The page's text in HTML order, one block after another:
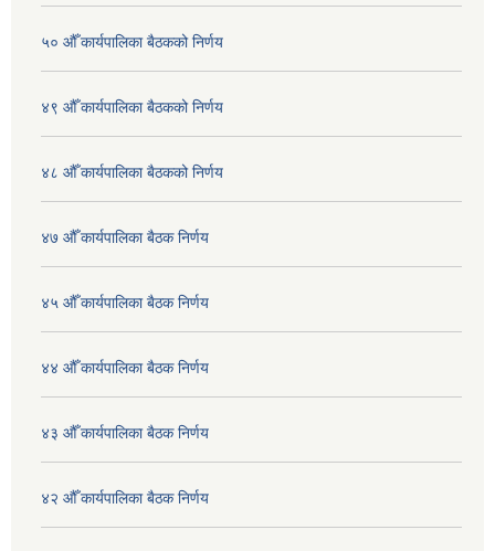
५० औँ कार्यपालिका बैठकको निर्णय
४९ औँ कार्यपालिका बैठकको निर्णय
४८ औँ कार्यपालिका बैठकको निर्णय
४७ औँ कार्यपालिका बैठक निर्णय
४५ औँ कार्यपालिका बैठक निर्णय
४४ औँ कार्यपालिका बैठक निर्णय
४३ औँ कार्यपालिका बैठक निर्णय
४२ औँ कार्यपालिका बैठक निर्णय